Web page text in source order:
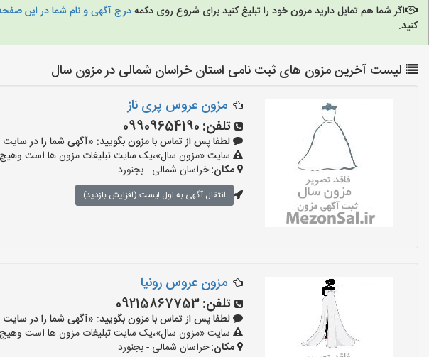
اگر شما هم تمایل دارید مزون خود را تبلیغ کنید برای شروع روی دکمهدرج آگهی و نام شما در این
کنید.
لیست آخرین مزون های ثبت نامی استان خراسان شمالی در مزون سال
مزون عروس پری ناز
تلفن: 09909654190
لطفا پس از تماس با مزون بگویید: «آگهی شما را در سایت «مزون
سایت «مزون سال»،یک سایت تبلیغات مزون ها است
مکان:خراسان شمالی - بجنورد
انتقال آگهی به اول لیست (افزایش بازدید)
مزون عروس رونیا
تلفن:09215867753
لطفا پس از تماس با مزون بگویید: «آگهی شما را در سایت «مزون
سایت «مزون سال»،یک سایت تبلیغات مزون ها است
مکان:خراسان شمالی - بجنورد